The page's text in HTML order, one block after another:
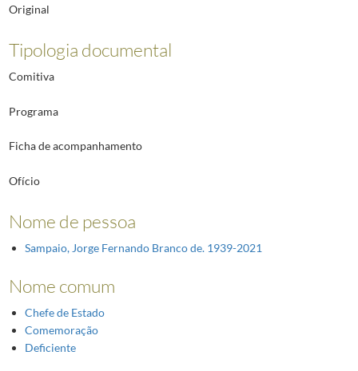
Original
Tipologia documental
Comitiva
Programa
Ficha de acompanhamento
Ofício
Nome de pessoa
Sampaio, Jorge Fernando Branco de. 1939-2021
Nome comum
Chefe de Estado
Comemoração
Deficiente